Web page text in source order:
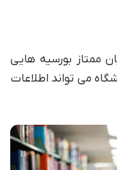
ممتاز بورسیه هایی
می تواند اطلاعات